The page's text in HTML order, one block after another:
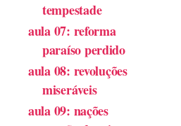
tempestade
aula 07: reforma
paraíso perdido
aula 08: revoluções
miseráveis
aula 09: nações